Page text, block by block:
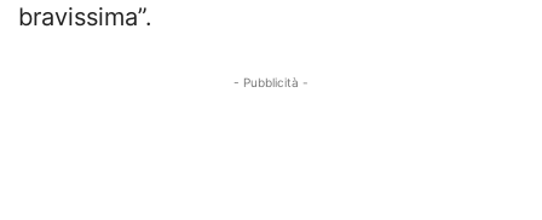
bravissima”.
- Pubblicità -